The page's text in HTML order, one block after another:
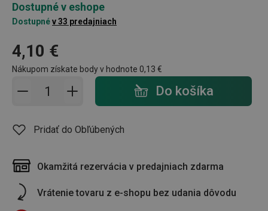
Dostupné v eshope
Dostupnév 33 predajniach
4,10 €
Nákupom získate body v hodnote 0,13 €
Pridať do košíka - počet Do košíka
Pridať do Obľúbených
Okamžitá rezervácia v predajniach zdarma
Vrátenie tovaru z e-shopu bez udania dôvodu